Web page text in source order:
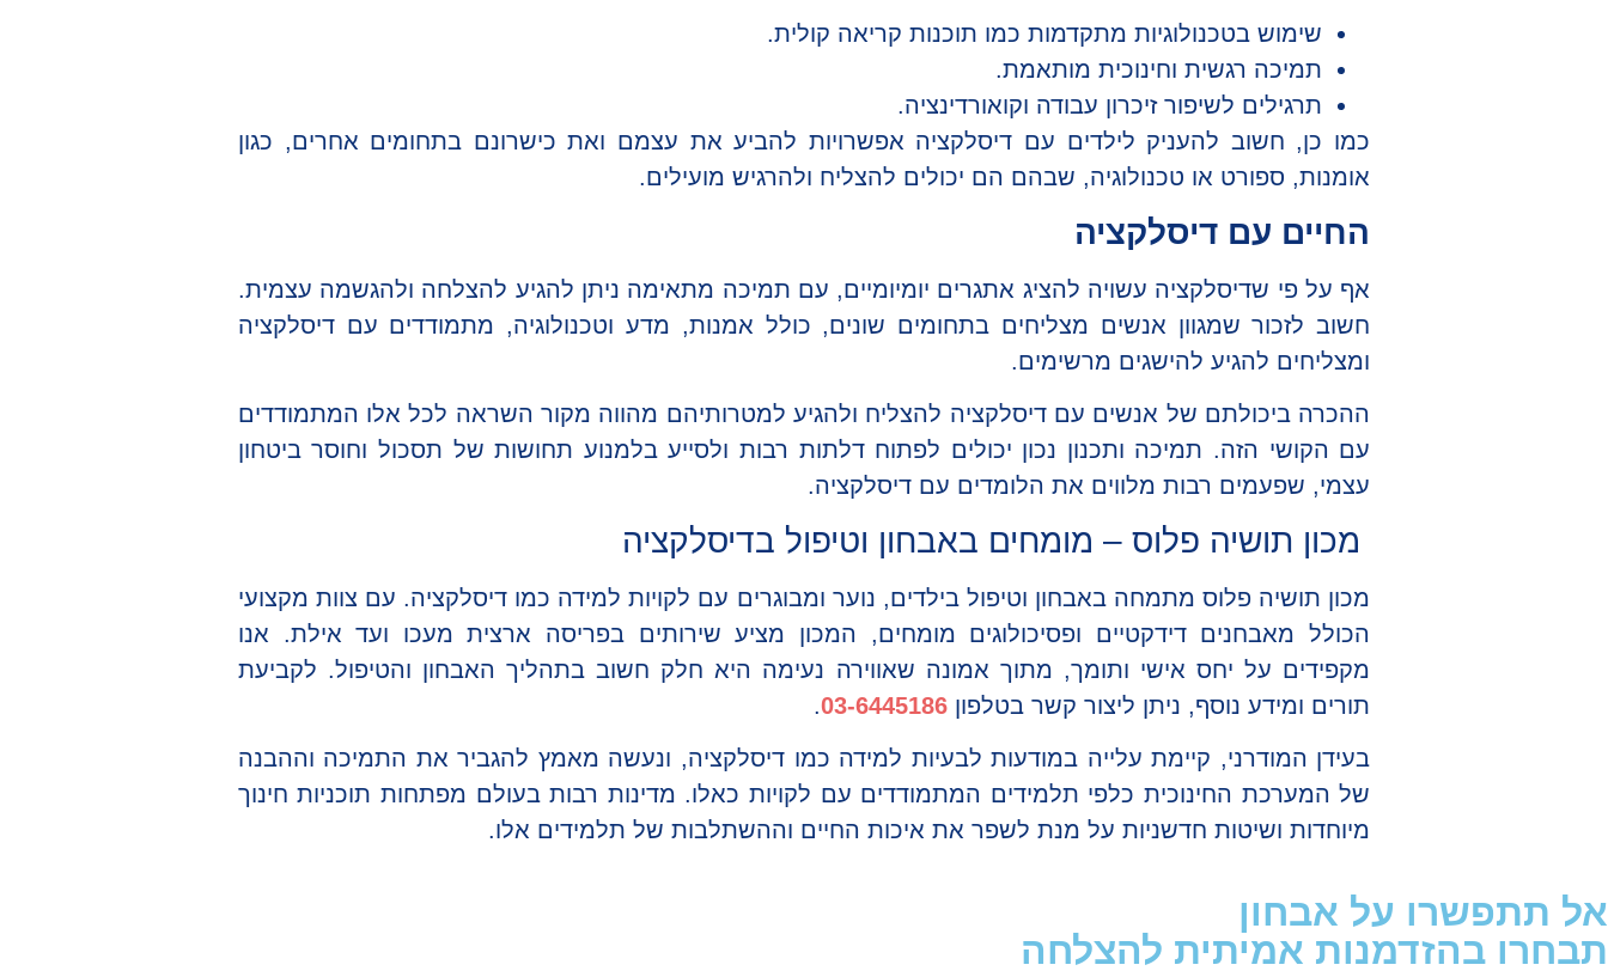
שימוש בטכנולוגיות מתקדמות כמו תוכנות קריאה קולית.
תמיכה רגשית וחינוכית מותאמת.
תרגילים לשיפור זיכרון עבודה וקואורדינציה.
כמו כן, חשוב להעניק לילדים עם דיסלקציה אפשרויות להביע את עצמם ואת כישרונם בתחומים אחרים, כגון
אומנות, ספורט או טכנולוגיה, שבהם הם יכולים להצליח ולהרגיש מועילים.
החיים עם דיסלקציה
אף על פי שדיסלקציה עשויה להציג אתגרים יומיומיים, עם תמיכה מתאימה ניתן להגיע להצלחה ולהגשמה עצמית.
חשוב לזכור שמגוון אנשים מצליחים בתחומים שונים, כולל אמנות, מדע וטכנולוגיה, מתמודדים עם דיסלקציה
ומצליחים להגיע להישגים מרשימים.
ההכרה ביכולתם של אנשים עם דיסלקציה להצליח ולהגיע למטרותיהם מהווה מקור השראה לכל אלו המתמודדים
עם הקושי הזה. תמיכה ותכנון נכון יכולים לפתוח דלתות רבות ולסייע בלמנוע תחושות של תסכול וחוסר ביטחון
עצמי, שפעמים רבות מלווים את הלומדים עם דיסלקציה.
מכון תושיה פלוס – מומחים באבחון וטיפול בדיסלקציה
מכון תושיה פלוס מתמחה באבחון וטיפול בילדים, נוער ומבוגרים עם לקויות למידה כמו דיסלקציה. עם צוות מקצועי
הכולל מאבחנים דידקטיים ופסיכולוגים מומחים, המכון מציע שירותים בפריסה ארצית מעכו ועד אילת. אנו
מקפידים על יחס אישי ותומך, מתוך אמונה שאווירה נעימה היא חלק חשוב בתהליך האבחון והטיפול. לקביעת
תורים ומידע נוסף, ניתן ליצור קשר בטלפון 03-6445186
.
בעידן המודרני, קיימת עלייה במודעות לבעיות למידה כמו דיסלקציה, ונעשה מאמץ להגביר את התמיכה וההבנה
של המערכת החינוכית כלפי תלמידים המתמודדים עם לקויות כאלו. מדינות רבות בעולם מפתחות תוכניות חינוך
מיוחדות ושיטות חדשניות על מנת לשפר את איכות החיים וההשתלבות של תלמידים אלו.
אל תתפשרו על אבחון
תבחרו בהזדמנות אמיתית להצלחה